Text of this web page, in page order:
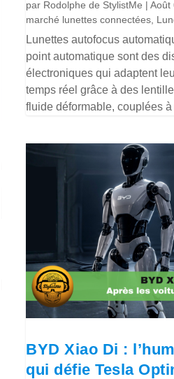
par Rodolphe de StylistMe |Août
marché lunettes connectées
Lunettes autofocus
point automatique sont des
électroniques qui adaptent
temps réel grâce à des
fluide déformable, couplées
BYD Xiao Di :
qui défie Tesla